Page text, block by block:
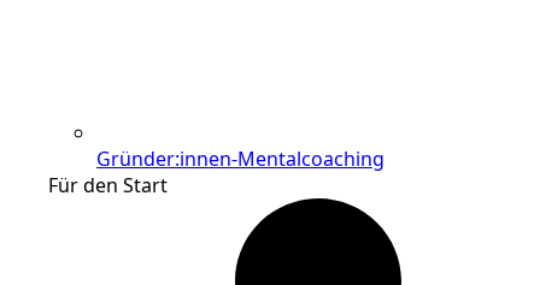
Gründer:innen-Mentalcoaching
Für den Start